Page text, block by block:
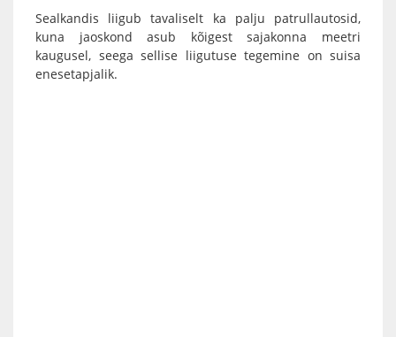
Sealkandis liigub tavaliselt ka palju patrullautosid,
kuna jaoskond asub kõigest sajakonna meetri
kaugusel, seega sellise liigutuse tegemine on suisa
enesetapjalik.